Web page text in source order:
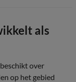
als
over
op het gebied